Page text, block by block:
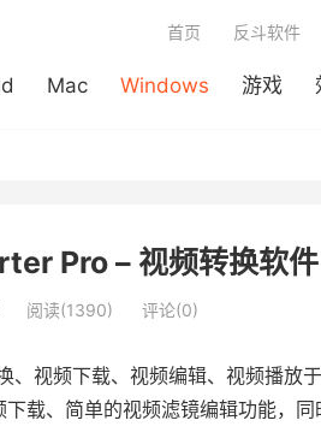
Mac Windows 游戏
首页 反斗软件
Pro – 视频转换软件
阅读(1390) 评论(0)
、视频下载、视频编辑、视频播放
载、简单的视频滤镜编辑功能，同